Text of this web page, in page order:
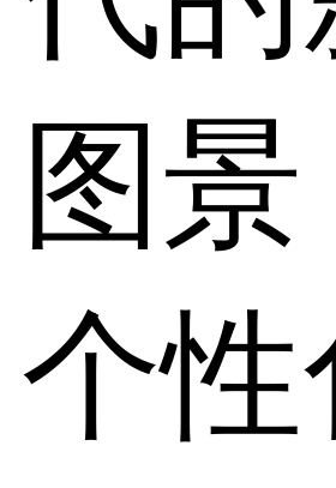
图景
个性